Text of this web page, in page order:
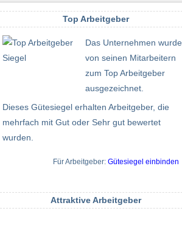
Top Arbeitgeber
Das Unternehmen wurde
von seinen Mitarbeitern
zum Top Arbeitgeber
ausgezeichnet.
Dieses Gütesiegel erhalten Arbeitgeber, die
mehrfach mit Gut oder Sehr gut bewertet
wurden.
Für Arbeitgeber: Gütesiegel einbinden
Attraktive Arbeitgeber